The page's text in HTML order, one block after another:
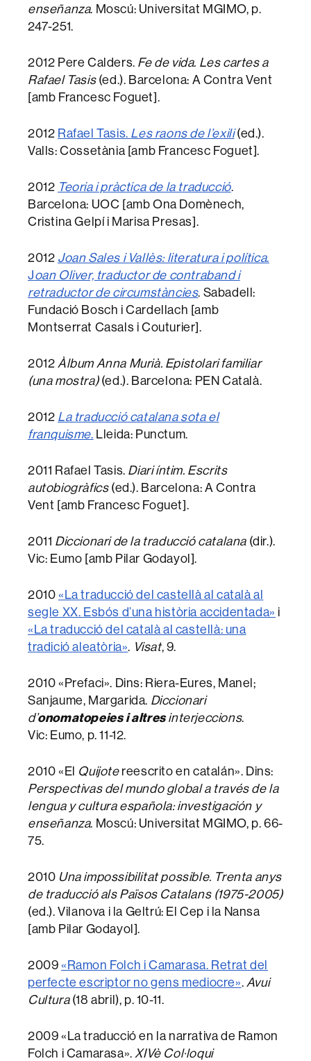
enseñanza. Moscú: Universitat MGIMO, p.
247-251.
2012 Pere Calders. Fe de vida. Les cartes a
Rafael Tasis(ed.). Barcelona: A Contra Vent
[amb Francesc Foguet].
2012 Rafael Tasis. Les raons de l’exili(ed.).
Valls: Cossetània [amb Francesc Foguet].
2012 Teoria i pràctica de la traducció.
Barcelona: UOC [amb Ona Domènech,
Cristina Gelpí i Marisa Presas].
2012 Joan Sales i Vallès: literatura i política.
Joan Oliver, traductor de contraband i
retraductor de circumstàncies. Sabadell:
Fundació Bosch i Cardellach [amb
Montserrat Casals i Couturier].
2012 Àlbum Anna Murià. Epistolari familiar
(una mostra)(ed.). Barcelona: PEN Català.
2012 La traducció catalana sota el
franquisme. Lleida: Punctum.
2011 Rafael Tasis. Diari íntim. Escrits
autobiogràfics (ed.). Barcelona: A Contra
Vent [amb Francesc Foguet].
2011 Diccionari de la traducció catalana (dir.).
Vic: Eumo [amb Pilar Godayol].
2010 «La traducció del castellà al català al
segle XX. Esbós d’una història accidentada» i
«La traducció del català al castellà: una
tradició aleatòria». Visat, 9.
2010 «Prefaci». Dins: Riera-Eures, Manel;
Sanjaume, Margarida. Diccionari
d’onomatopeies i altresinterjeccions.
Vic: Eumo, p. 11-12.
2010 «El Quijotereescrito en catalán». Dins:
Perspectivas del mundo global a través de la
lengua y cultura española: investigación y
enseñanza. Moscú: Universitat MGIMO, p. 66-
75.
2010 Una impossibilitat possible. Trenta anys
de traducció als Països Catalans (1975-2005)
(ed.). Vilanova i la Geltrú: El Cep i la Nansa
[amb Pilar Godayol].
2009 «Ramon Folch i Camarasa. Retrat del
perfecte escriptor no gens mediocre». Avui
Cultura(18 abril), p. 10-11.
2009 «La traducció en la narrativa de Ramon
Folch i Camarasa».XIVè Col·loqui